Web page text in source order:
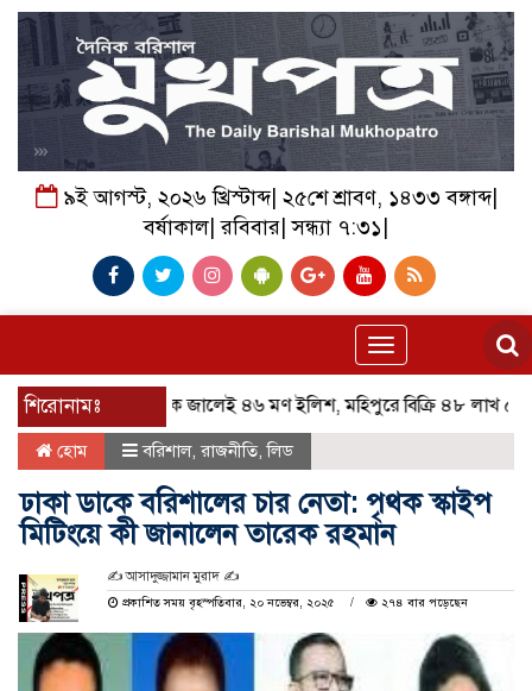
৯ই আগস্ট, ২০২৬ খ্রিস্টাব্দ| ২৫শে শ্রাবণ, ১৪৩৩ বঙ্গাব্দ|
বর্ষাকাল| রবিবার| সন্ধ্যা ৭:৩১|
Toggle
navigation
শিরোনামঃ এক জালেই ৪৬ মণ ইলিশ, মহিপুরে বিক্রি ৪৮ লাখ ৫০ হাজার
হোম বরিশাল, রাজনীতি,লিড
ঢাকা ডাকে বরিশালের চার নেতা: পৃথক স্কাইপ
মিটিংয়ে কী জানালেন তারেক রহমান
✍️ আসাদুজ্জামান মুরাদ ✍
প্রকাশিত সময় বৃহস্পতিবার, ২০ নভেম্বর, ২০২৫
২৭৪ বার পড়েছেন